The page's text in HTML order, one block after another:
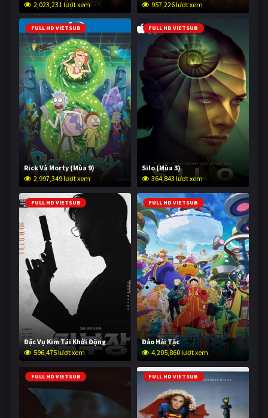
2,023,231 lượt xem 957,226 lượt xem
FULL HD VIETSUB
Rick Và Morty (Mùa 9)
2,997,349 lượt xem
FULL HD VIETSUB
Silo (Mùa 3)
364,843 lượt xem
FULL HD VIETSUB
Đặc Vụ Kim Tái Khởi Động
596,475 lượt xem
FULL HD VIETSUB
Đảo Hải Tặc
4,205,860 lượt xem
FULL HD VIETSUB FULL HD VIETSUB